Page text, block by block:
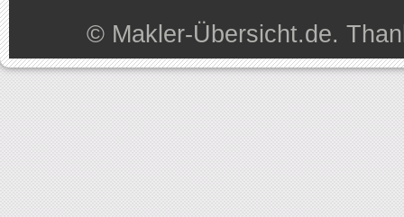
© Makler-Übersicht.de.